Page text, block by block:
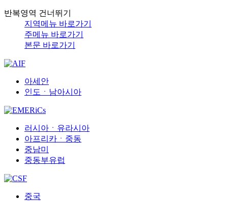
반복영역 건너뛰기
지역메뉴 바로가기
주메뉴 바로가기
본문 바로가기
아세안
인도ㆍ남아시아
러시아ㆍ유라시아
아프리카ㆍ중동
중남미
중동부유럽
중국